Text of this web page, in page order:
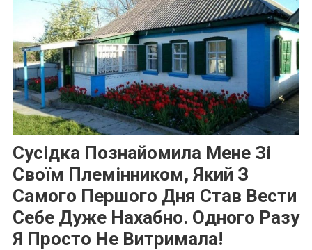
Сусідка Познайомила Мене Зі
Своїм Племінником, Який З
Самого Першого Дня Став Вести
Себе Дуже Нахабно. Одного Разу
Я Просто Не Витримала!